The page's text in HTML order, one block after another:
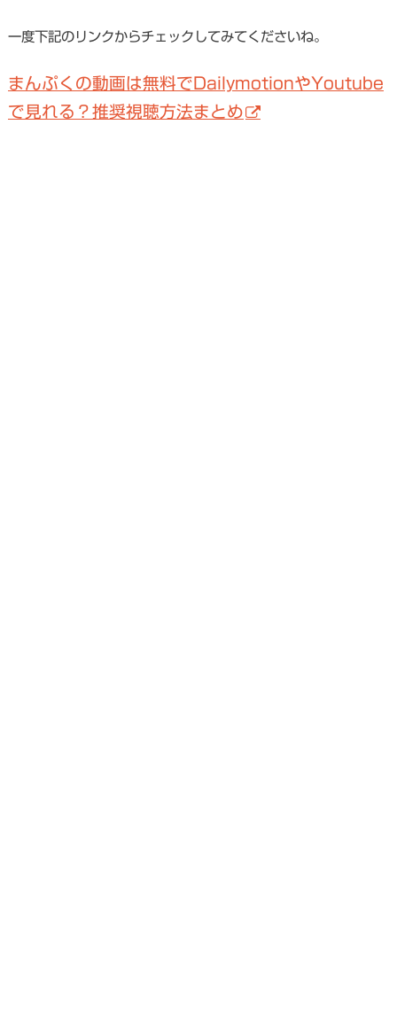
一度下記のリンクからチェックしてみてくださいね。
まんぷくの動画は無料でDailymotionやYoutube
で見れる？推奨視聴方法まとめ